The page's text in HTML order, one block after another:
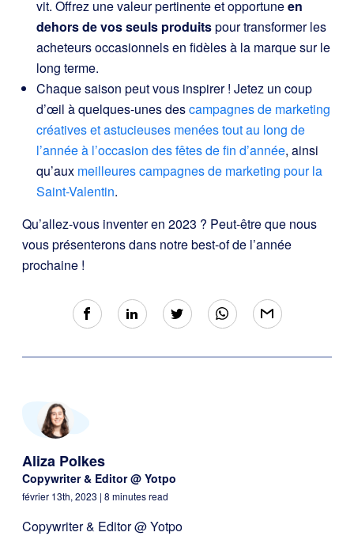
vit. Offrez une valeur pertinente et opportuneen
dehors de vos seuls produitspour transformer les
acheteurs occasionnels en fidèles à la marque sur le
long terme.
Chaque saison peut vous inspirer ! Jetez un coup
d’œil à quelques-unes descampagnes de marketing
créatives et astucieuses menées tout au long de
l’année à l’occasion des fêtes de fin d’année, ainsi
qu’aux meilleures campagnes de marketing pour la
Saint-Valentin.
Qu’allez-vous inventer en 2023 ? Peut-être que nous
vous présenterons dans notre best-of de l’année
prochaine !
Aliza Polkes
Copywriter & Editor @ Yotpo
février 13th, 2023 | 8 minutes read
Copywriter & Editor @ Yotpo